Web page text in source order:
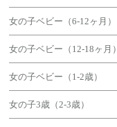
女の子ベビー（6-12ヶ月）
女の子ベビー（12-18ヶ月）
女の子ベビー（1-2歳）
女の子3歳（2-3歳）